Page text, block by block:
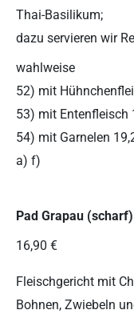
Thai-Basilikum;
dazu servieren wir
wahlweise
52) mit
53) mit Entenfleisch
54) mit Garnelen
a) f)
Pad Grapau (scharf)
16,90 €
Fleischgericht mit
Bohnen, Zwiebeln